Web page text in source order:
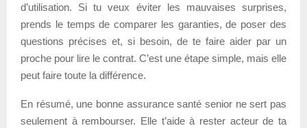
d’utilisation. Si tu veux éviter les mauvaises surprises,
prends le temps de comparer les garanties, de poser des
questions précises et, si besoin, de te faire aider par un
proche pour lire le contrat. C’est une étape simple, mais elle
peut faire toute la différence.
En résumé, une bonne assurance santé senior ne sert pas
seulement à rembourser. Elle t’aide à rester acteur de ta